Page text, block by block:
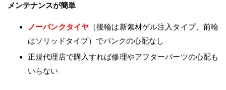
メンテナンスが簡単
ノーパンクタイヤ （後輪は新素材ゲル注入タイプ、前輪
はソリッドタイプ）でパンクの心配なし
正規代理店で購入すれば修理やアフターパーツの心配も
いらない